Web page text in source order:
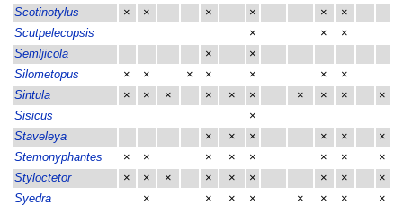
Scotinotylus
× × × × ×
×
Scutpelecopsis
× ×
×
Semljicola
×
×
Silometopus
× × × × × × ×
Sintula
× × × × × × × × × ×
Sisicus
×
Staveleya
× × × × × ×
Stemonyphantes
× × × × × × ×
×
Styloctetor
× × × × × × × ×
×
Syedra
× × × × × × × ×